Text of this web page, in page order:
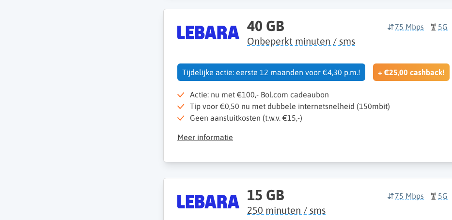
40 GB
Onbeperkt minuten / sms
75 Mbps 5G
Tijdelijke actie: eerste 12 maanden voor €4,30 p.m.! + €25,00 cashback!
Actie: nu met €100,- Bol.com cadeaubon
Tip voor €0,50 nu met dubbele internetsnelheid (150mbit)
Geen aansluitkosten (t.w.v. €15,-)
Meer informatie
15 GB
250 minuten / sms
75 Mbps 5G